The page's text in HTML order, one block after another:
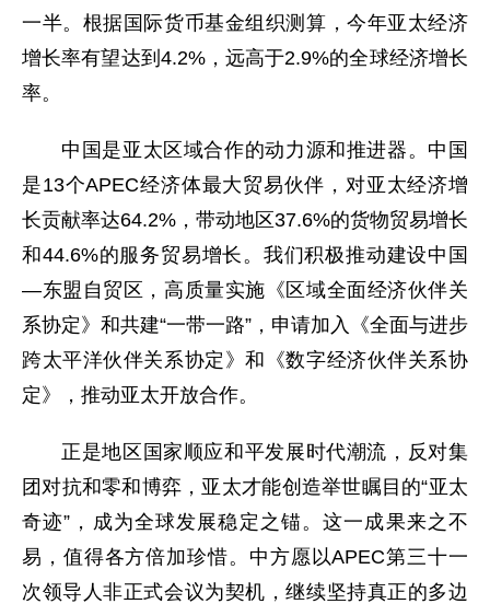
一半。根据国际货币基金组织测算，今年亚太经济
增长率有望达到4.2%，远高于2.9%的全球经济增长
率。
中国是亚太区域合作的动力源和推进器。中国
是13个APEC经济体最大贸易伙伴，对亚太经济增
长贡献率达64.2%，带动地区37.6%的货物贸易增长
和44.6%的服务贸易增长。我们积极推动建设中国
—东盟自贸区，高质量实施《区域全面经济伙伴关
系协定》和共建“一带一路”，申请加入《全面与进步
跨太平洋伙伴关系协定》和《数字经济伙伴关系协
定》，推动亚太开放合作。
正是地区国家顺应和平发展时代潮流，反对集
团对抗和零和博弈，亚太才能创造举世瞩目的“亚太
奇迹”，成为全球发展稳定之锚。这一成果来之不
易，值得各方倍加珍惜。中方愿以APEC第三十一
次领导人非正式会议为契机，继续坚持真正的多边